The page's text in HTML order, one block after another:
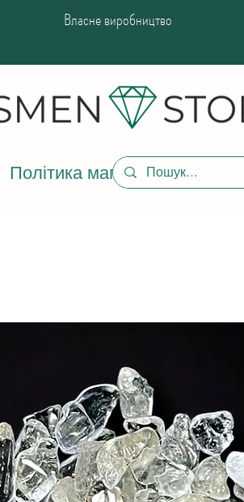
Власне виробництво
Політика магазину